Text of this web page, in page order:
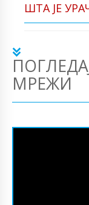
ШТА ЈЕ
МРЕЖИ